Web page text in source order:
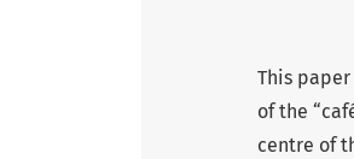
This
of the
centre of